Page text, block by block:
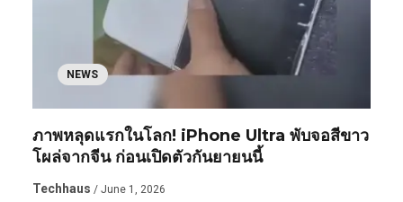
NEWS
ภาพหลุดแรกในโลก! iPhone Ultra พับจอสีขาว
โผล่จากจีน ก่อนเปิดตัวกันยายนนี้
Techhaus / June 1, 2026